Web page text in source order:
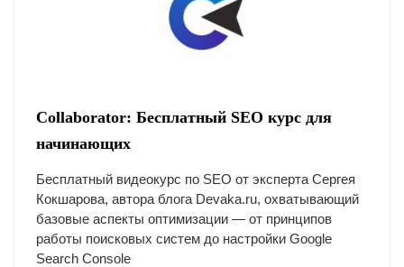
Collaborator: Бесплатный SEO курс для
начинающих
Бесплатный видеокурс по SEO от эксперта Сергея
Кокшарова, автора блога Devaka.ru, охватывающий
базовые аспекты оптимизации — от принципов
работы поисковых систем до настройки Google
Search Console